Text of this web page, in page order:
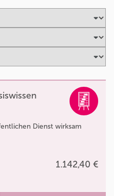
Dienst wirksam
1.142,40 €